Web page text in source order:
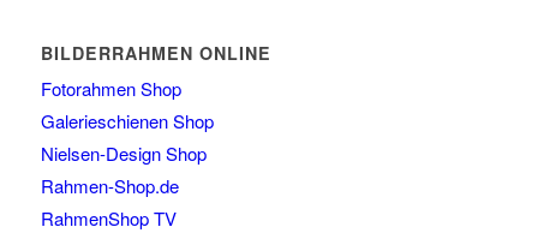
BILDERRAHMEN ONLINE
Fotorahmen Shop
Galerieschienen Shop
Nielsen-Design Shop
Rahmen-Shop.de
RahmenShop TV